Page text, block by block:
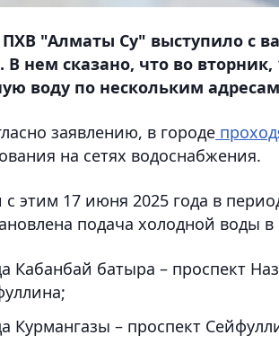
ПХВ "Алматы Су" выступило с
В нем сказано, что во
воду по нескольким
заявлению, в городе
на сетях водоснабжения.
с этим 17 июня 2025 года в
подача холодной воды
Кабанбай батыра – проспект
Курмангазы – проспект